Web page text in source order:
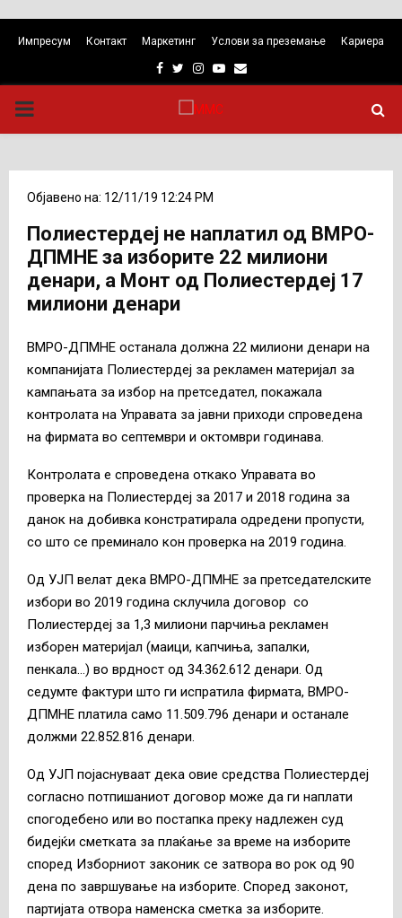
Импресум Контакт Маркетинг Услови за преземање Кариера
Facebook
TwitterInstagram
Youtube
Email
PRIMARY
Објавено на: 12/11/19 12:24 PM
Полиестердеј не наплатил од ВМРО-
ДПМНЕ за изборите 22 милиони
денари, а Монт од Полиестердеј 17
милиони денари
ВМРО-ДПМНЕ останала должна 22 милиони денари на
компанијата Полиестердеј за рекламен материјал за
кампањата за избор на претседател, покажала
контролата на Управата за јавни приходи спроведена
на фирмата во септември и октомври годинава.
Контролата е спроведена откако Управата во
проверка на Полиестердеј за 2017 и 2018 година за
данок на добивка констратирала одредени пропусти,
со што се преминало кон проверка на 2019 година.
Од УЈП велат дека ВМРО-ДПМНЕ за претседателските
избори во 2019 година склучила договор со
Полиестердеј за 1,3 милиони парчиња рекламен
изборен материјал (маици, капчиња, запалки,
пенкала…) во врдност од 34.362.612 денари. Од
седумте фактури што ги испратила фирмата, ВМРО-
ДПМНЕ платила само 11.509.796 денари и останале
должми 22.852.816 денари.
Од УЈП појаснуваат дека овие средства Полиестердеј
согласно потпишаниот договор може да ги наплати
спогодебено или во постапка преку надлежен суд
бидејќи сметката за плаќање за време на изборите
според Изборниот законик се затвора во рок од 90
дена по завршување на изборите. Според законот,
партијата отвора наменска сметка за изборите.